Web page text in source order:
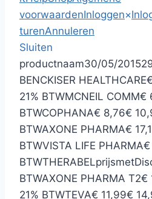
voorwaardenInloggen×
turenAnnuleren
Sluiten
productnaam30/05/2015
BENCKISER HEALTHCARE
21% BTWMCNEIL COMM€
BTWCOPHANA€ 8,76€
BTWAXONE PHARMA€
BTWVISTA LIFE PHARMA€
BTWTHERABEL
BTWAXONE PHARMA T2€
21% BTWTEVA€ 11,99€